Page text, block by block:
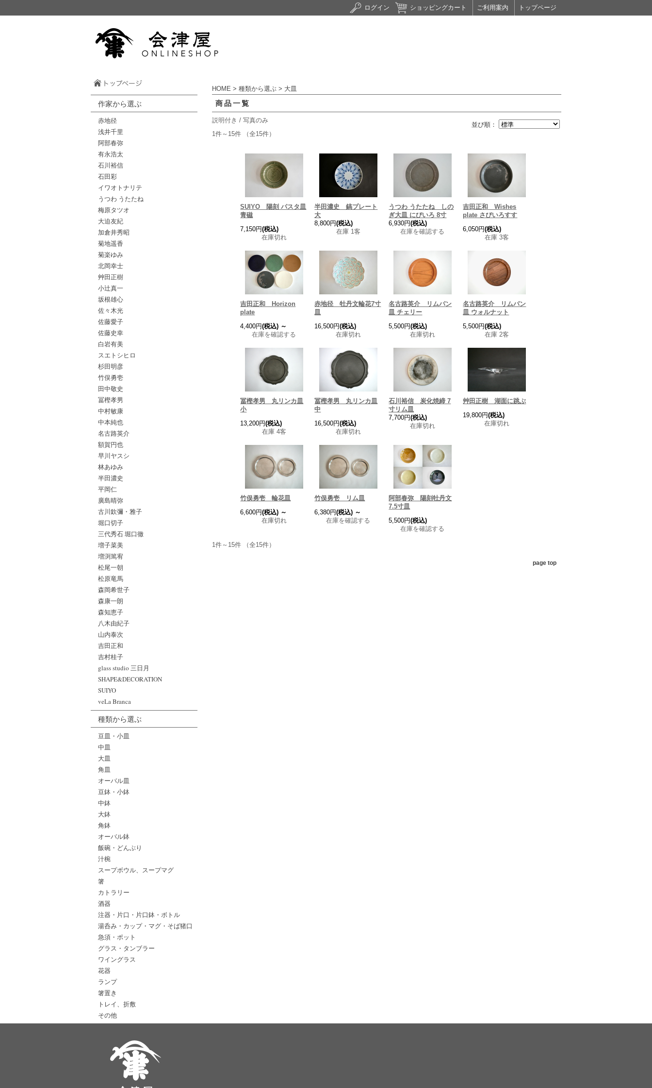
ログイン ショッピングカート ご利用案内 トップページ
作家から選ぶ
赤地径
浅井千里
阿部春弥
有永浩太
石川裕信
石田彩
イワオトナリテ
うつわ うたたね
梅原タツオ
大迫友紀
加倉井秀昭
菊地遥香
菊楽ゆみ
北岡幸士
艸田正樹
小辻真一
坂根雄心
佐々木光
佐藤愛子
佐藤史幸
白岩有美
スエトシヒロ
杉田明彦
竹俣勇壱
田中敬史
冨樫孝男
中村敏康
中本純也
名古路英介
額賀円也
早川ヤスシ
林あゆみ
半田濃史
平岡仁
廣島晴弥
古川欽彌・雅子
堀口切子
三代秀石 堀口徹
増子菜美
増渕篤宥
松尾一朝
松原竜馬
森岡希世子
森康一朗
森知恵子
八木由紀子
山内泰次
吉田正和
吉村桂子
glass studio 三日月
SHAPE&DECORATION
SUIYO
veLa Branca
種類から選ぶ
豆皿・小皿
中皿
大皿
角皿
オーバル皿
豆鉢・小鉢
中鉢
大鉢
角鉢
オーバル鉢
飯碗・どんぶり
汁椀
スープボウル、スープマグ
箸
カトラリー
酒器
注器・片口・片口鉢・ボトル
湯呑み・カップ・マグ・そば猪口
急須・ポット
グラス・タンブラー
ワイングラス
花器
ランプ
箸置き
トレイ、折敷
その他
HOME > 種類から選ぶ > 大皿
商品一覧
並び順：
説明付き / 写真のみ
1件～15件 （全15件）
SUIYO 陽刻 パスタ皿
青磁
7,150円(税込)
在庫切れ
半田濃史 鎬プレート
大
8,800円(税込)
在庫 1客
うつわ うたたね しの
ぎ大皿 にびいろ 8寸
6,930円(税込)
在庫を確認する
吉田正和 Wishes
plate さびいろすす
6,050円(税込)
在庫 3客
吉田正和 Horizon
plate
4,400円(税込) ～
在庫を確認する
赤地径 牡丹文輪花7寸
皿
16,500円(税込)
在庫切れ
名古路英介 リムパン
皿 チェリー
5,500円(税込)
在庫切れ
名古路英介 リムパン
皿 ウォルナット
5,500円(税込)
在庫 2客
冨樫孝男 丸リンカ皿
小
13,200円(税込)
在庫 4客
冨樫孝男 丸リンカ皿
中
16,500円(税込)
在庫切れ
石川裕信 炭化焼締 7
寸リム皿
7,700円(税込)
在庫切れ
艸田正樹 湖面に跳ぶ
19,800円(税込)
在庫切れ
竹俣勇壱 輪花皿
6,600円(税込) ～
在庫切れ
竹俣勇壱 リム皿
6,380円(税込) ～
在庫を確認する
阿部春弥 陽刻牡丹文
7.5寸皿
5,500円(税込)
在庫を確認する
1件～15件 （全15件）
page top